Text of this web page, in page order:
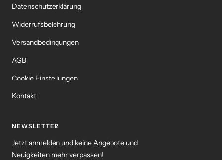
Datenschutzerklärung
Widerrufsbelehrung
Versandbedingungen
AGB
Cookie Einstellungen
Kontakt
NEWSLETTER
Jetzt anmelden und keine Angebote und
Neuigkeiten mehr verpassen!